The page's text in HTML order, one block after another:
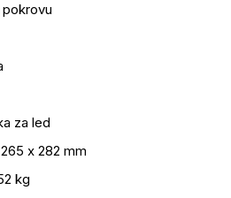
za led
x 282 mm
kg